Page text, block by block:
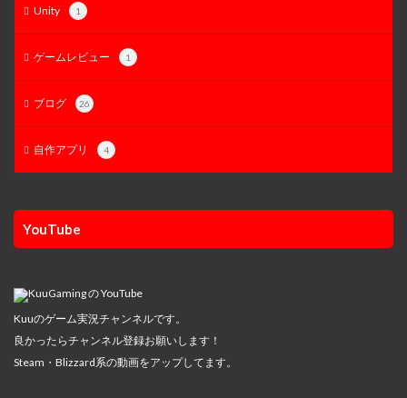
Unity 1
ゲームレビュー 1
ブログ 26
自作アプリ 4
YouTube
Kuuのゲーム実況チャンネルです。
良かったらチャンネル登録お願いします！
Steam・Blizzard系の動画をアップしてます。